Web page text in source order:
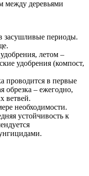
между деревьями
засушливые периоды.
летом –
удобрения (компост,
проводится в первые
обрезка – ежегодно,
ветвей.
необходимости.
устойчивость к